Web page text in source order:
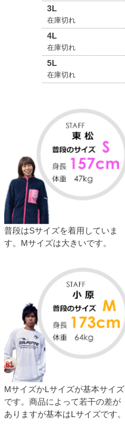
3L
在庫切れ
4L
在庫切れ
5L
在庫切れ
普段はSサイズを着用していま
す。Mサイズは大きいです。
MサイズかLサイズが基本サイズ
です。商品によって若干の差が
ありますが基本はLサイズです。